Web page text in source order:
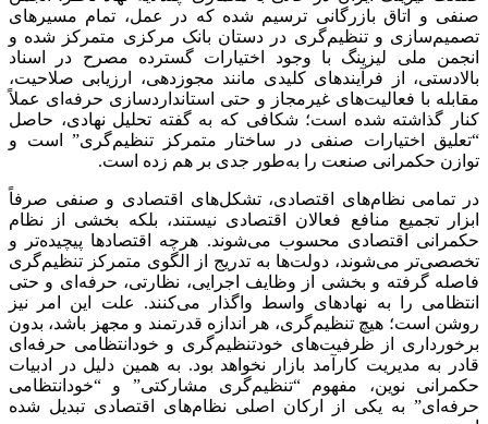
صنفی و اتاق بازرگانی ترسیم شده که در عمل، تمام مسیرهای
تصمیم‌سازی و تنظیم‌گری در دستان بانک مرکزی متمرکز شده و
انجمن ملی لیزینگ با وجود اختیارات گسترده مصرح در اسناد
بالادستی، از فرآیندهای کلیدی مانند مجوزدهی، ارزیابی صلاحیت،
مقابله با فعالیت‌های غیرمجاز و حتی استانداردسازی حرفه‌ای عملاً
کنار گذاشته شده است؛ شکافی که به گفته تحلیل نهادی، حاصل
“تعلیق اختیارات صنفی در ساختار متمرکز تنظیم‌گری” است و
توازن حکمرانی صنعت را به‌طور جدی بر هم زده است.
در تمامی نظام‌های اقتصادی، تشکل‌های اقتصادی و صنفی صرفاً
ابزار تجمیع منافع فعالان اقتصادی نیستند، بلکه بخشی از نظام
حکمرانی اقتصادی محسوب می‌شوند. هرچه اقتصادها پیچیده‌تر و
تخصصی‌تر می‌شوند، دولت‌ها به تدریج از الگوی متمرکز تنظیم‌گری
فاصله گرفته و بخشی از وظایف اجرایی، نظارتی، حرفه‌ای و حتی
انتظامی را به نهادهای واسط واگذار می‌کنند. علت این امر نیز
روشن است؛ هیچ تنظیم‌گری، هر اندازه قدرتمند و مجهز باشد، بدون
برخورداری از ظرفیت‌های خودتنظیم‌گری و خودانتظامی حرفه‌ای
قادر به مدیریت کارآمد بازار نخواهد بود. به همین دلیل در ادبیات
حکمرانی نوین، مفهوم “تنظیم‌گری مشارکتی” و “خودانتظامی
حرفه‌ای” به یکی از ارکان اصلی نظام‌های اقتصادی تبدیل شده